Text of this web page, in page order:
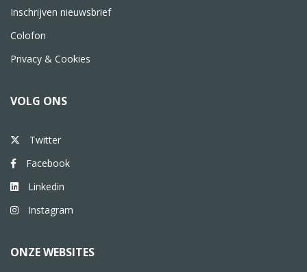
Inschrijven nieuwsbrief
Colofon
Privacy & Cookies
VOLG ONS
Twitter
Facebook
Linkedin
Instagram
ONZE WEBSITES